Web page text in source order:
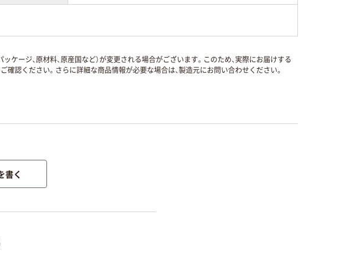
ケージ、原材料、原産国など）が変更される場合がございます。このため、実際にお届けする
認ください。さらに詳細な商品情報が必要な場合は、製造元にお問い合わせください。
書く